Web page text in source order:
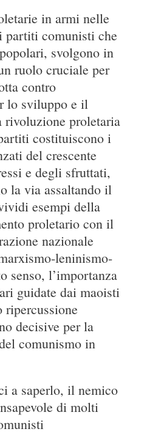
in armi nelle
partiti comunisti che
svolgono in
ruolo cruciale per
contro
lo sviluppo e il
proletaria
costituiscono i
del crescente
e degli sfruttati,
la via assaltando il
esempi della
proletario con il
nazionale
leninismo-
senso, l’importanza
guidate dai maoisti
ripercussione
decisive per la
comunismo in
a saperlo, il nemico
di molti